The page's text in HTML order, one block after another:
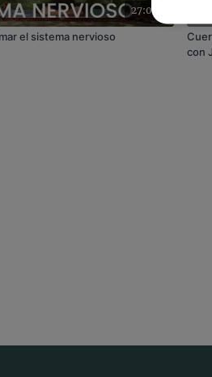
27:05
el sistema nervioso
con